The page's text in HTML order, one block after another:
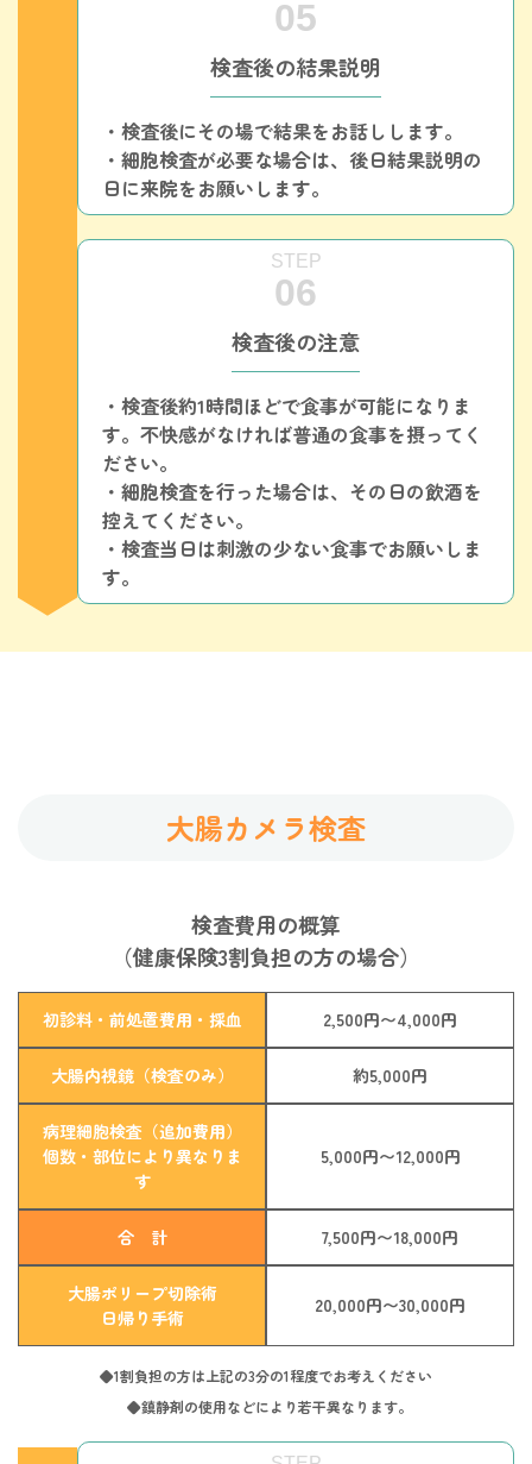
検査後の結果説明
・検査後にその場で結果をお話しします。
・細胞検査が必要な場合は、後日結果説明の
日に来院をお願いします。
検査後の注意
・検査後約1時間ほどで食事が可能になりま
す。不快感がなければ普通の食事を摂ってく
ださい。
・細胞検査を行った場合は、その日の飲酒を
控えてください。
・検査当日は刺激の少ない食事でお願いしま
す。
大腸カメラ検査
検査費用の概算
（健康保険3割負担の方の場合）
初診料・前処置費用・採血 2,500円〜4,000円
大腸内視鏡（検査のみ） 約5,000円
病理細胞検査（追加費用）
個数・部位により異なりま
す
5,000円〜12,000円
合 計 7,500円〜18,000円
大腸ポリープ切除術
日帰り手術
20,000円〜30,000円
◆1割負担の方は上記の3分の1程度でお考えください
◆鎮静剤の使用などにより若干異なります｡